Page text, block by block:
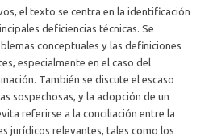
el texto se centra en la identificación
deficiencias técnicas. Se
conceptuales y las definiciones
especialmente en el caso del
También se discute el escaso
sospechosas, y la adopción de un
referirse a la conciliación entre la
jurídicos relevantes, tales como los